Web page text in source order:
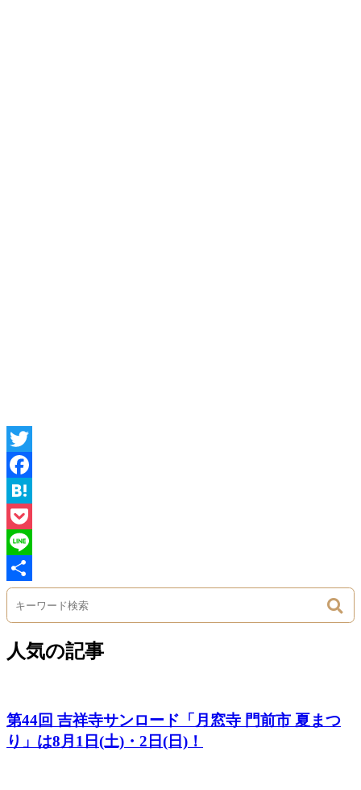
Twitter
Facebook
Hatena
Pocket
Line
Share
人気の記事
第44回 吉祥寺サンロード「月窓寺 門前市 夏まつ
り」は8月1日(土)・2日(日)！